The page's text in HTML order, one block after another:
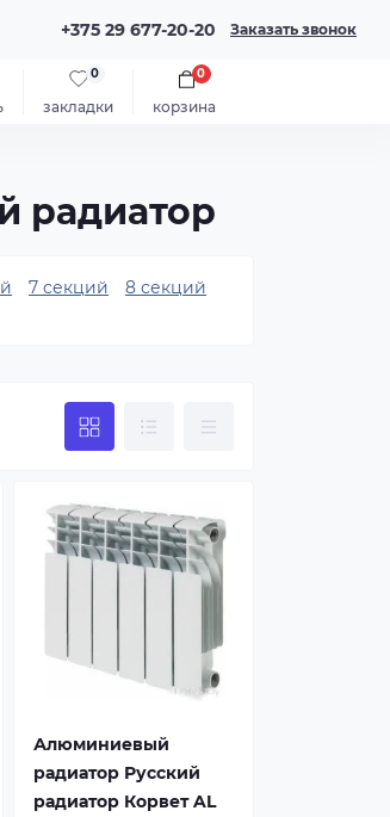
+375 29 677-20-20 Заказать звонок
закладки
0
корзина
0
радиатор
7 секций
8 секций
Алюминиевый
радиатор Русский
радиатор Корвет AL